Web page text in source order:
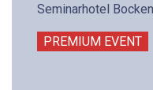
Seminarhotel
PREMIUM EVENT